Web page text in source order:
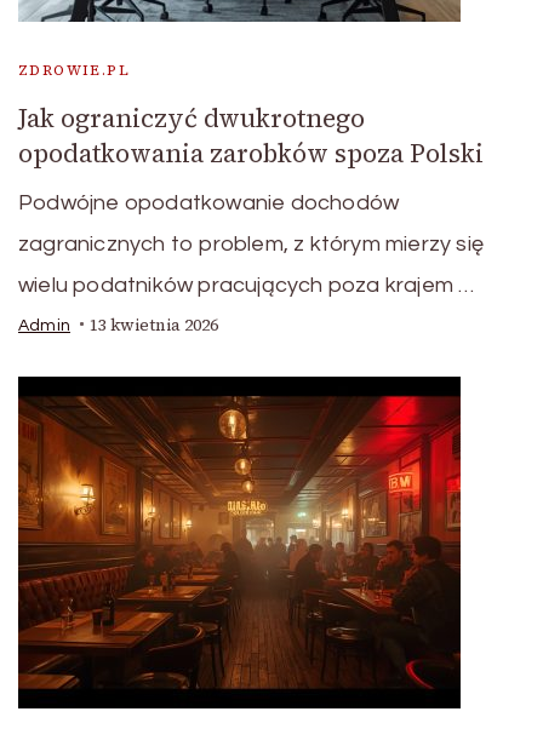
ZDROWIE.PL
Jak ograniczyć dwukrotnego
opodatkowania zarobków spoza Polski
Podwójne opodatkowanie dochodów
zagranicznych to problem, z którym mierzy się
wielu podatników pracujących poza krajem …
Admin 13 kwietnia 2026